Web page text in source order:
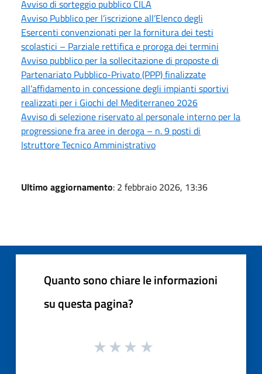
Avviso di sorteggio pubblico CILA
Avviso Pubblico per l’iscrizione all’Elenco degli
Esercenti convenzionati per la fornitura dei testi
scolastici – Parziale rettifica e proroga dei termini
Avviso pubblico per la sollecitazione di proposte di
Partenariato Pubblico-Privato (PPP) finalizzate
all’affidamento in concessione degli impianti sportivi
realizzati per i Giochi del Mediterraneo 2026
Avviso di selezione riservato al personale interno per la
progressione fra aree in deroga – n. 9 posti di
Istruttore Tecnico Amministrativo
Ultimo aggiornamento: 2 febbraio 2026, 13:36
Quanto sono chiare le informazioni
su questa pagina?